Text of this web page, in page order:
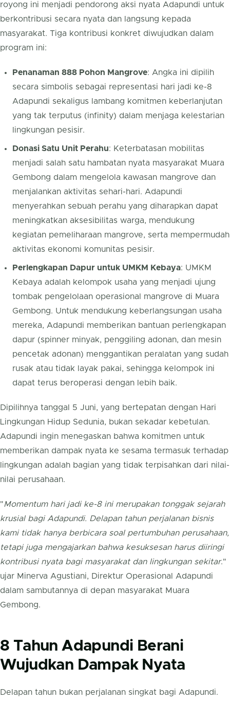
royong ini menjadi pendorong aksi nyata Adapundi untuk
berkontribusi secara nyata dan langsung kepada
masyarakat. Tiga kontribusi konkret diwujudkan dalam
program ini:
Penanaman 888 Pohon Mangrove: Angka ini dipilih
secara simbolis sebagai representasi hari jadi ke-8
Adapundi sekaligus lambang komitmen keberlanjutan
yang tak terputus (infinity) dalam menjaga kelestarian
lingkungan pesisir.
Donasi Satu Unit Perahu: Keterbatasan mobilitas
menjadi salah satu hambatan nyata masyarakat Muara
Gembong dalam mengelola kawasan mangrove dan
menjalankan aktivitas sehari-hari. Adapundi
menyerahkan sebuah perahu yang diharapkan dapat
meningkatkan aksesibilitas warga, mendukung
kegiatan pemeliharaan mangrove, serta mempermudah
aktivitas ekonomi komunitas pesisir.
Perlengkapan Dapur untuk UMKM Kebaya: UMKM
Kebaya adalah kelompok usaha yang menjadi ujung
tombak pengelolaan operasional mangrove di Muara
Gembong. Untuk mendukung keberlangsungan usaha
mereka, Adapundi memberikan bantuan perlengkapan
dapur (spinner minyak, penggiling adonan, dan mesin
pencetak adonan) menggantikan peralatan yang sudah
rusak atau tidak layak pakai, sehingga kelompok ini
dapat terus beroperasi dengan lebih baik.
Dipilihnya tanggal 5 Juni, yang bertepatan dengan Hari
Lingkungan Hidup Sedunia, bukan sekadar kebetulan.
Adapundi ingin menegaskan bahwa komitmen untuk
memberikan dampak nyata ke sesama termasuk terhadap
lingkungan adalah bagian yang tidak terpisahkan dari nilai-
nilai perusahaan.
"Momentum hari jadi ke-8 ini merupakan tonggak sejarah
krusial bagi Adapundi. Delapan tahun perjalanan bisnis
kami tidak hanya berbicara soal pertumbuhan perusahaan,
tetapi juga mengajarkan bahwa kesuksesan harus diiringi
kontribusi nyata bagi masyarakat dan lingkungan sekitar."
ujar Minerva Agustiani, Direktur Operasional Adapundi
dalam sambutannya di depan masyarakat Muara
Gembong.
8 Tahun Adapundi Berani
Wujudkan Dampak Nyata
Delapan tahun bukan perjalanan singkat bagi Adapundi.